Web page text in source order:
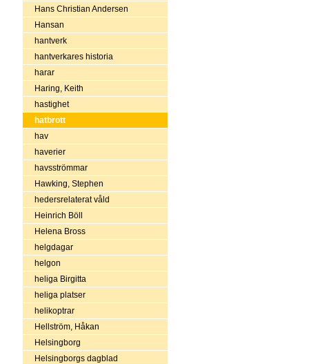
Hans Christian Andersen
Hansan
hantverk
hantverkares historia
harar
Haring, Keith
hastighet
hatbrott
hav
haverier
havsströmmar
Hawking, Stephen
hedersrelaterat våld
Heinrich Böll
Helena Bross
helgdagar
helgon
heliga Birgitta
heliga platser
helikoptrar
Hellström, Håkan
Helsingborg
Helsingborgs dagblad